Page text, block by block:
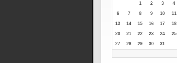
1 2 3 4
6 7 8 9 10 11
13 14 15 16 17 18
20 21 22 23 24 25
27 28 29 30 31